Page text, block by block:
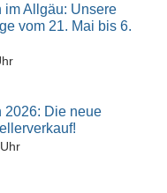
im Allgäu: Unsere
vom 21. Mai bis 6.
2026: Die neue